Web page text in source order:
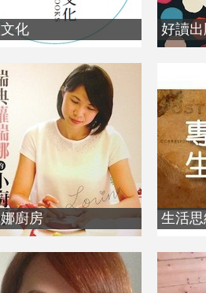
化 好讀
廚房 生活思